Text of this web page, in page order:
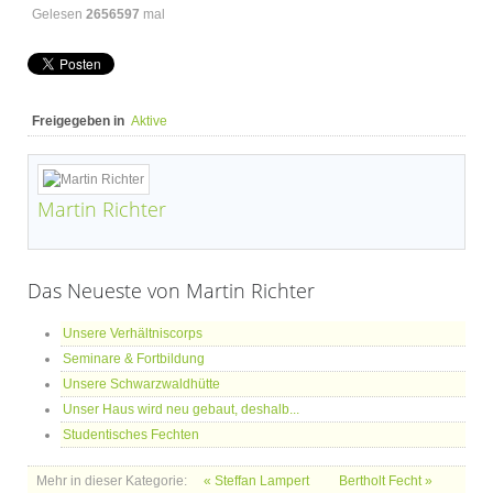
Gelesen 2656597 mal
Freigegeben in Aktive
Martin Richter
Das Neueste von Martin Richter
Unsere Verhältniscorps
Seminare & Fortbildung
Unsere Schwarzwaldhütte
Unser Haus wird neu gebaut, deshalb...
Studentisches Fechten
Mehr in dieser Kategorie: « Steffan Lampert Bertholt Fecht »